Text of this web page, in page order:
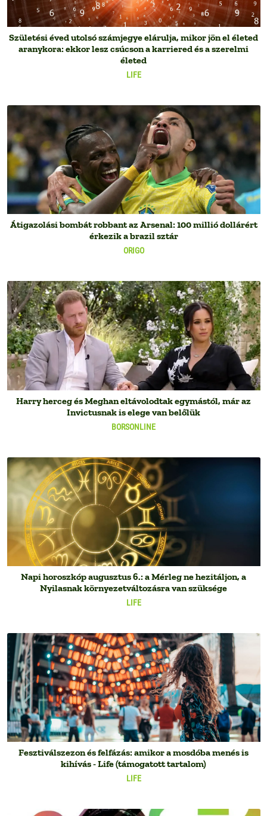
LIFE
Születési éved utolsó számjegye elárulja, mikor jön el életed
aranykora: ekkor lesz csúcson a karriered és a szerelmi
életed
ORIGO
Átigazolási bombát robbant az Arsenal: 100 millió dollárért
érkezik a brazil sztár
BORSONLINE
Harry herceg és Meghan eltávolodtak egymástól, már az
Invictusnak is elege van belőlük
LIFE
Napi horoszkóp augusztus 6.: a Mérleg ne hezitáljon, a
Nyilasnak környezetváltozásra van szüksége
LIFE
Fesztiválszezon és felfázás: amikor a mosdóba menés is
kihívás - Life (támogatott tartalom)